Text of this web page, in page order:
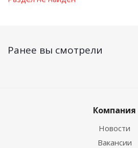
Ранее вы смотрели
Компания
Новости
Вакансии